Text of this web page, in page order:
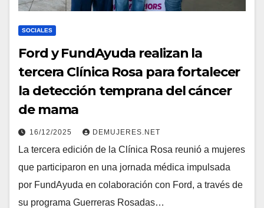
SOCIALES
Ford y FundAyuda realizan la
tercera Clínica Rosa para fortalecer
la detección temprana del cáncer
de mama
16/12/2025 DEMUJERES.NET
La tercera edición de la Clínica Rosa reunió a mujeres
que participaron en una jornada médica impulsada
por FundAyuda en colaboración con Ford, a través de
su programa Guerreras Rosadas…